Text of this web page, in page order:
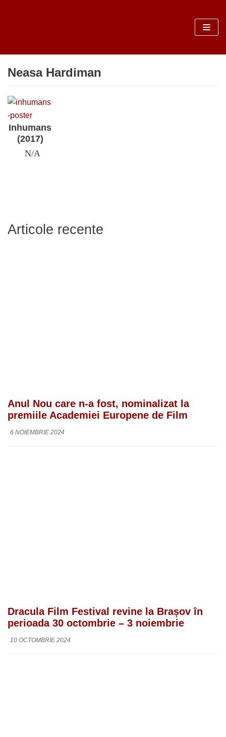
conținut
Neasa Hardiman
Inhumans
(2017)
N/A
Articole recente
Anul Nou care n-a fost, nominalizat la
premiile Academiei Europene de Film
6 NOIEMBRIE 2024
Dracula Film Festival revine la Brașov în
perioada 30 octombrie – 3 noiembrie
10 OCTOMBRIE 2024